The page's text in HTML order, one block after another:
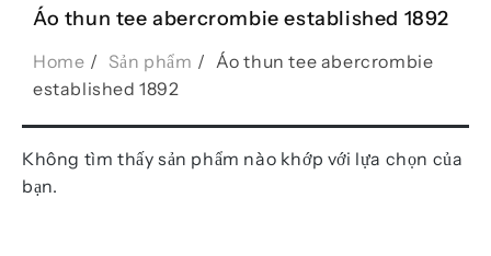
Áo thun tee abercrombie established 1892
Home Sản phẩm
Áo thun tee abercrombie
established 1892
Không tìm thấy sản phẩm nào khớp với lựa chọn của
bạn.